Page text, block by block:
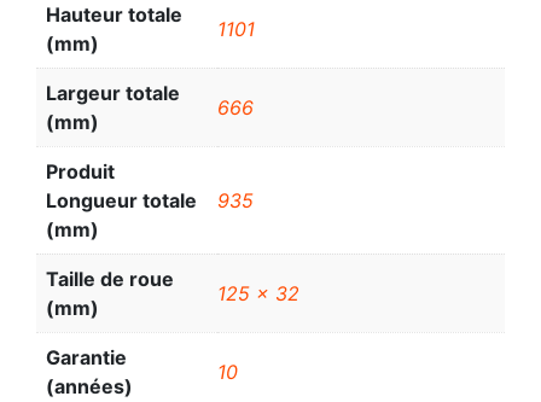
Hauteur totale
(mm)
1101
Largeur totale
(mm)
666
Produit
Longueur totale
(mm)
935
Taille de roue
(mm)
125 x 32
Garantie
(années)
10